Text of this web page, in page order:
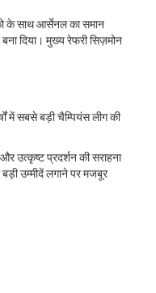
के साथ आर्सेनल का समान
दिया। मुख्य रेफरी सिज़मोन
में सबसे बड़ी चैम्पियंस लीग की
उत्कृष्ट प्रदर्शन की सराहना
उम्मीदें लगाने पर मजबूर